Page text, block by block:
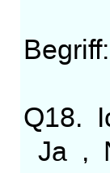
Q18.
Ja ,